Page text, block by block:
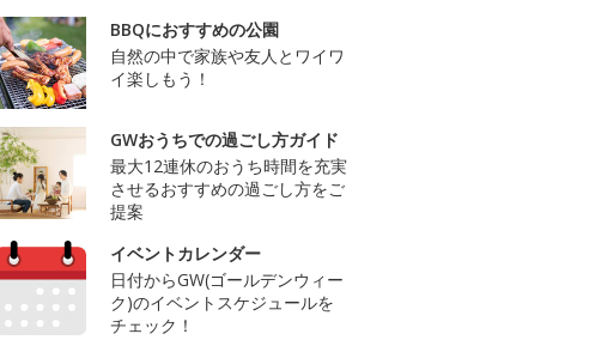
BBQにおすすめの公園
自然の中で家族や友人とワイワ
イ楽しもう！
GWおうちでの過ごし方ガイド
最大12連休のおうち時間を充実
させるおすすめの過ごし方をご
提案
イベントカレンダー
日付からGW(ゴールデンウィー
ク)のイベントスケジュールを
チェック！